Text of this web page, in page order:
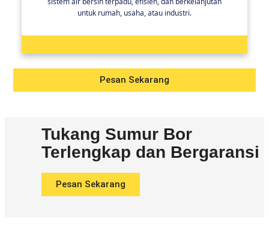
untuk rumah, usaha, atau industri.
Pesan Sekarang
Tukang Sumur Bor
Terlengkap dan Bergaransi
Pesan Sekarang